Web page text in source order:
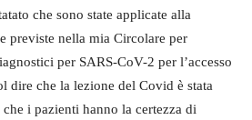
che sono state applicate alla
previste nella mia Circolare per
per SARS-CoV-2 per l’accesso
dire che la lezione del Covid è stata
i pazienti hanno la certezza di